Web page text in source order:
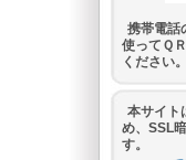
携帯電話
使ってＱ
ください。
本サイト
め、SSL
す。